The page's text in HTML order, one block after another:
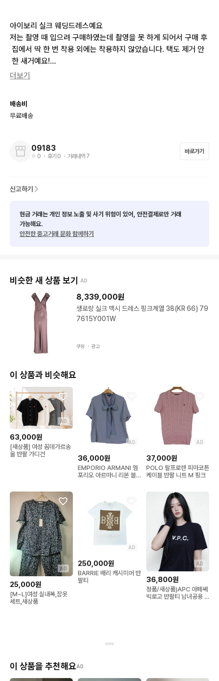
아이보리 실크 웨딩드레스예요
저는 촬영 때 입으려 구매하였는데 촬영을 못 하게 되어서 구매 후
집에서 딱 한 번 착용 외에는 착용하지 않았습니다. 택도 제거 안
한 새거예요!
코르셋이 있어서 사이즈 조절 가능해요. 제가 볼 때에는 55,66 입
더보기
배송비
무료배송
09183
0 ・ 후기 0 ・ 거래내역 7
바로가기
신고하기
현금 거래는 개인 정보 노출 및 사기 위험이 있어, 안전결제로만 거래
가능해요.
안전한 중고거래 문화 함께하기
비슷한 새 상품 보기 AD
8,339,000원
생로랑 실크 맥시 드레스 핑크계열 38(KR 66) 79
7615Y001W
쿠팡 ・ 광고
이 상품과 비슷해요
AD
63,000원
[새상품] 여성 꼼데가르송
울 반팔 가디건
AD
36,000원
EMPORIO ARMANI 엠
포리오 아르마니 리본 블
AD
37,000원
POLO 랄프로렌 피마코튼
케이블 반팔 니트 M 핑크
AD
25,000원
[M~L]여성 실내복,잠옷
세트,새상품
AD
250,000원
BARRIE 배리 캐시미어 반
팔티
AD
36,800원
정품/새상품)APC 아페쎄
빅로고 반팔티 남녀공용 2
이 상품을 추천해요AD